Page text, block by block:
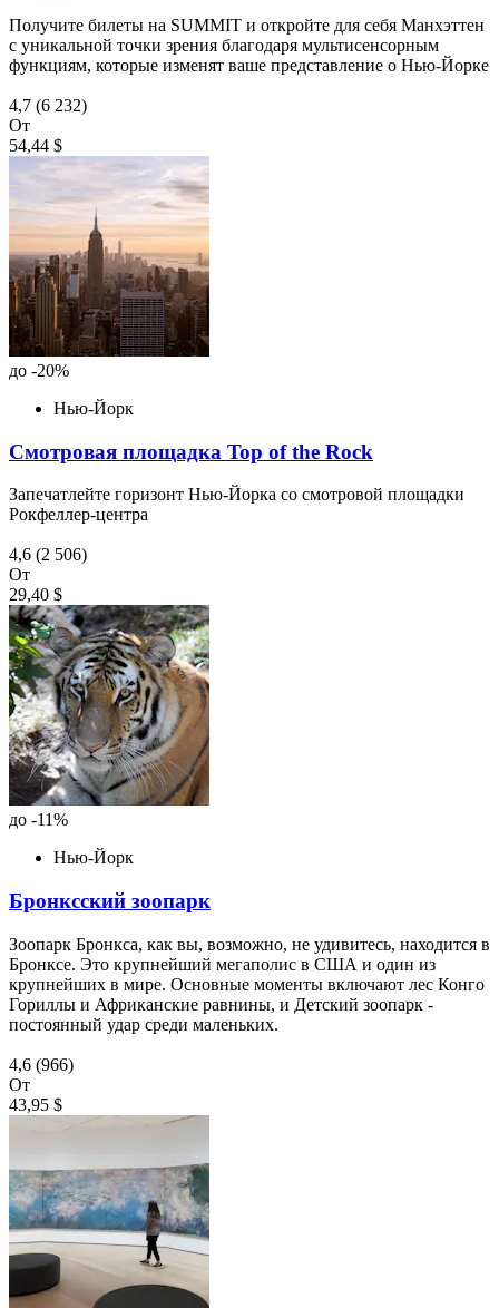
Получите билеты на SUMMIT и откройте для себя Манхэттен
с уникальной точки зрения благодаря мультисенсорным
функциям, которые изменят ваше представление о Нью-Йорке
4,7 (6 232)
От
54,44 $
до -20%
Нью-Йорк
Смотровая площадка Top of the Rock
Запечатлейте горизонт Нью-Йорка со смотровой площадки
Рокфеллер-центра
4,6 (2 506)
От
29,40 $
до -11%
Нью-Йорк
Бронксский зоопарк
Зоопарк Бронкса, как вы, возможно, не удивитесь, находится в
Бронксе. Это крупнейший мегаполис в США и один из
крупнейших в мире. Основные моменты включают лес Конго
Гориллы и Африканские равнины, и Детский зоопарк -
постоянный удар среди маленьких.
4,6 (966)
От
43,95 $